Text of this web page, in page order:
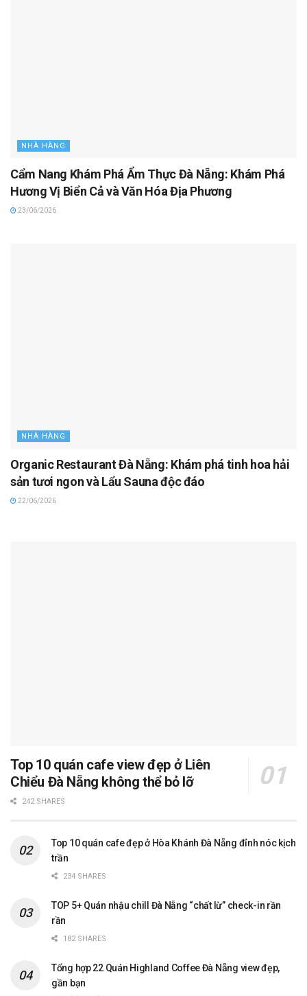
NHÀ HÀNG
Cẩm Nang Khám Phá Ẩm Thực Đà Nẵng: Khám Phá
Hương Vị Biển Cả và Văn Hóa Địa Phương
23/06/2026
NHÀ HÀNG
Organic Restaurant Đà Nẵng: Khám phá tinh hoa hải
sản tươi ngon và Lẩu Sauna độc đáo
22/06/2026
Top 10 quán cafe view đẹp ở Liên
Chiểu Đà Nẵng không thể bỏ lỡ
242 SHARES
Top 10 quán cafe đẹp ở Hòa Khánh Đà Nẵng đỉnh nóc kịch
trần
234 SHARES
TOP 5+ Quán nhậu chill Đà Nẵng “chất lừ” check-in rần
rần
182 SHARES
Tổng hợp 22 Quán Highland Coffee Đà Nẵng view đẹp,
gần bạn